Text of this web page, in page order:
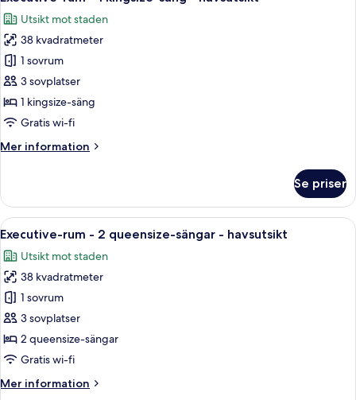
alla
foton
för
Executive-
rum
-
1
säng
Utsikt mot staden
38 kvadratmeter
1 sovrum
3 sovplatser
1 kingsize-säng
Gratis wi-fi
Mer information
Mer
rum
1
säng
havsutsikt
Se priser
Öppna
alla
foton
för
Executive-
rum
-
2
sängar
Ett hotellrum med två sängar, ett
14
Executive-rum - 2 queensize-sängar - havsutsikt
Utsikt mot staden
38 kvadratmeter
1 sovrum
3 sovplatser
2 queensize-sängar
Gratis wi-fi
Mer information
Mer